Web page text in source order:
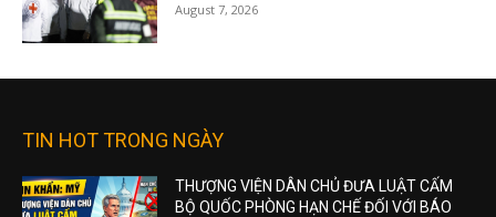
August 7, 2026
TIN HOT TRONG NGÀY
THƯỢNG VIỆN DÂN CHỦ ĐƯA LUẬT CẤM
BỘ QUỐC PHÒNG HẠN CHẾ ĐỐI VỚI BÁO